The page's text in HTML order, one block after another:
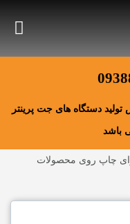
دستگاه های جت پرینتر
چاپ روی محصولات